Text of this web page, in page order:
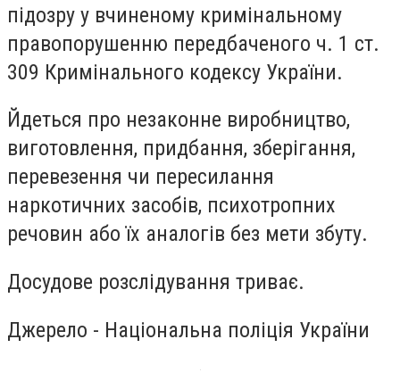
підозру у вчиненому кримінальному
правопорушенню передбаченого ч. 1 ст.
309 Кримінального кодексу України.
Йдеться про незаконне виробництво,
виготовлення, придбання, зберігання,
перевезення чи пересилання
наркотичних засобів, психотропних
речовин або їх аналогів без мети збуту.
Досудове розслідування триває.
Джерело - Національна поліція України